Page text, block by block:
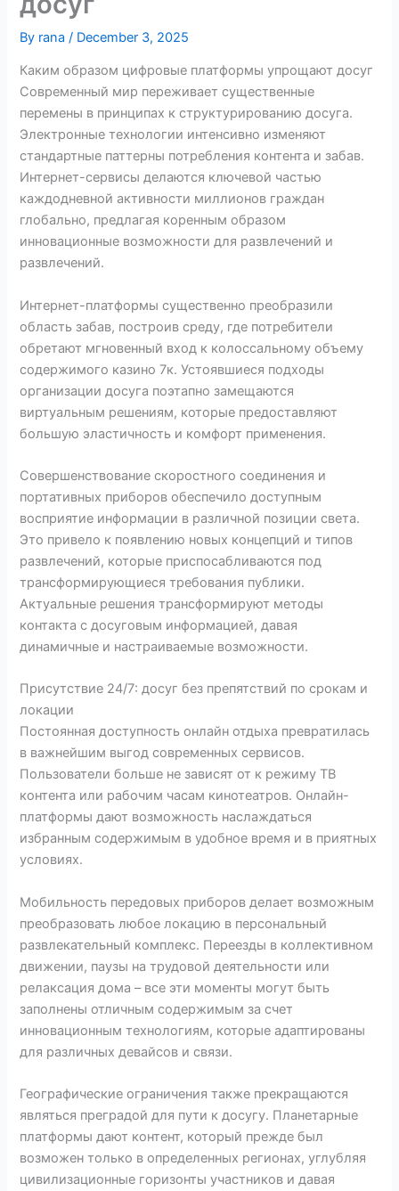
By rana/ December 3, 2025
Каким образом цифровые платформы упрощают досуг
Современный мир переживает существенные
перемены в принципах к структурированию досуга.
Электронные технологии интенсивно изменяют
стандартные паттерны потребления контента и забав.
Интернет-сервисы делаются ключевой частью
каждодневной активности миллионов граждан
глобально, предлагая коренным образом
инновационные возможности для развлечений и
развлечений.
Интернет-платформы существенно преобразили
область забав, построив среду, где потребители
обретают мгновенный вход к колоссальному объему
содержимого казино 7к. Устоявшиеся подходы
организации досуга поэтапно замещаются
виртуальным решениям, которые предоставляют
большую эластичность и комфорт применения.
Совершенствование скоростного соединения и
портативных приборов обеспечило доступным
восприятие информации в различной позиции света.
Это привело к появлению новых концепций и типов
развлечений, которые приспосабливаются под
трансформирующиеся требования публики.
Актуальные решения трансформируют методы
контакта с досуговым информацией, давая
динамичные и настраиваемые возможности.
Присутствие 24/7: досуг без препятствий по срокам и
локации
Постоянная доступность онлайн отдыха превратилась
в важнейшим выгод современных сервисов.
Пользователи больше не зависят от к режиму ТВ
контента или рабочим часам кинотеатров. Онлайн-
платформы дают возможность наслаждаться
избранным содержимым в удобное время и в приятных
условиях.
Мобильность передовых приборов делает возможным
преобразовать любое локацию в персональный
развлекательный комплекс. Переезды в коллективном
движении, паузы на трудовой деятельности или
релаксация дома – все эти моменты могут быть
заполнены отличным содержимым за счет
инновационным технологиям, которые адаптированы
для различных девайсов и связи.
Географические ограничения также прекращаются
являться преградой для пути к досугу. Планетарные
платформы дают контент, который прежде был
возможен только в определенных регионах, углубляя
цивилизационные горизонты участников и давая